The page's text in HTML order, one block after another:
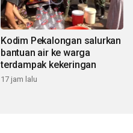
Kodim Pekalongan salurkan
bantuan air ke warga
terdampak kekeringan
17 jam lalu